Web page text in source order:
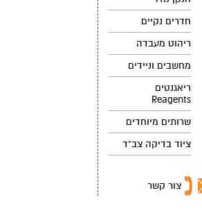
חדרים נקיים
ריהוט מעבדה
מחשבים וניידים
ריאגנטים
Reagents
שרותים מיוחדים
ציוד בדיקה צב"ד
צור קשר